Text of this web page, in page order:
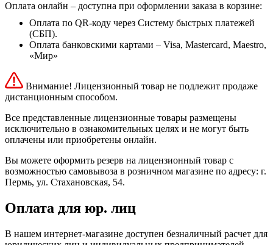
Оплата онлайн – доступна при оформлении заказа в корзине:
Оплата по QR-коду через Систему быстрых платежей
(СБП).
Оплата банковскими картами – Visa, Mastercard, Maestro,
«Мир»
Внимание! Лицензионный товар не подлежит продаже
дистанционным способом.
Все представленные лицензионные товары размещены
исключительно в ознакомительных целях и не могут быть
оплачены или приобретены онлайн.
Вы можете оформить резерв на лицензионный товар с
возможностью самовывоза в розничном магазине по адресу: г.
Пермь, ул. Стахановская, 54.
Оплата для юр. лиц
В нашем интернет-магазине доступен безналичный расчет для